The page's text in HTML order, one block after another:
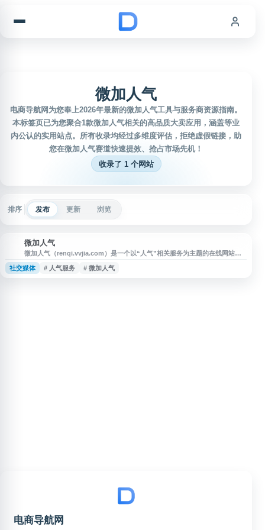
微加人气
电商导航网为您奉上2026年最新的微加人气工具与服务商资源指南。
本标签页已为您聚合1款微加人气相关的高品质大卖应用，涵盖等业
内公认的实用站点。所有收录均经过多维度评估，拒绝虚假链接，助
您在微加人气赛道快速提效、抢占市场先机！
收录了 1 个网站
排序 发布 更新 浏览
微加人气
微加人气（renqi.vvjia.com）是一个以“人气”相关服务为主题的在线网站入
口，面向需要访问微加人气相关功能、了解平台信息或查找对应服务页面的用
户。网站名称清晰，便于用户通过品牌词和网址快速定位，适合导航站作为工
社交媒体 # 人气服务 # 微加人气
电商导航网